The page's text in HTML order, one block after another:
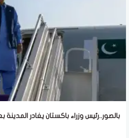
بالصور..رئيس وزراء باكستان يغادر المدينة